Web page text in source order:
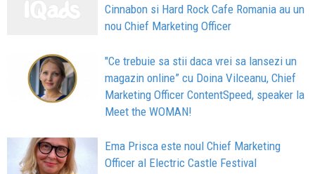
Cinnabon si Hard Rock Cafe Romania au un
nou Chief Marketing Officer
"Ce trebuie sa stii daca vrei sa lansezi un
magazin online” cu Doina Vilceanu, Chief
Marketing Officer ContentSpeed, speaker la
Meet the WOMAN!
Ema Prisca este noul Chief Marketing
Officer al Electric Castle Festival